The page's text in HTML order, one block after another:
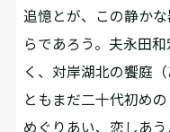
追憶とが、この静か
らであろう。夫永田
く、対岸湖北の饗庭
ともまだ二十代初め
めぐりあい、恋しあう